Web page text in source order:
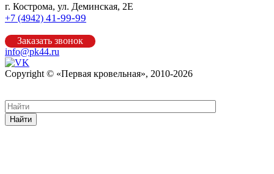
г. Кострома, ул. Деминская, 2Е
+7 (4942) 41-99-99
Заказать звонок
info@pk44.ru
Copyright © «Первая кровельная», 2010-2026
Найти